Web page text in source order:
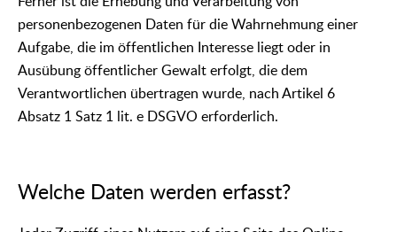
personenbezogenen Daten für die Wahrnehmung einer
Aufgabe, die im öffentlichen Interesse liegt oder in
Ausübung öffentlicher Gewalt erfolgt, die dem
Verantwortlichen übertragen wurde, nach Artikel 6
Absatz 1 Satz 1 lit. e DSGVO erforderlich.
Welche Daten werden erfasst?